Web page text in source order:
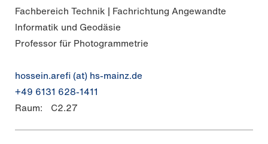
Fachbereich Technik | Fachrichtung Angewandte
Informatik und Geodäsie
Professor für Photogrammetrie
hossein.arefi (at) hs-mainz.de
+49 6131 628-1411
Raum:
C2.27